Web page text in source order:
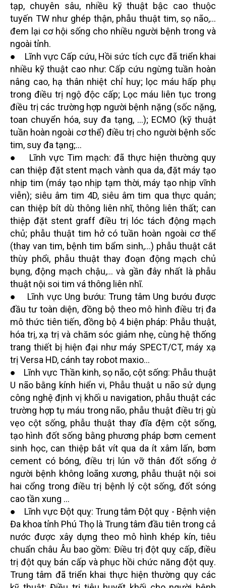
tạp, chuyên sâu, nhiều kỹ thuật bậc cao thuộc
tuyến TW như ghép thận, phẫu thuật tim, sọ não,…
đem lại cơ hội sống cho nhiều người bệnh trong và
ngoài tỉnh.
● Lĩnh vực Cấp cứu, Hồi sức tích cực đã triển khai
nhiều kỹ thuật cao như: Cấp cứu ngừng tuần hoàn
nâng cao, hạ thân nhiệt chỉ huy; lọc máu hấp phụ
trong điều trị ngộ độc cấp; Lọc máu liên tục trong
điều trị các trường hợp người bệnh nặng (sốc nặng,
toan chuyển hóa, suy đa tạng, ...); ECMO (kỹ thuật
tuần hoàn ngoài cơ thể) điều trị cho người bệnh sốc
tim, suy đa tạng;...
● Lĩnh vực Tim mạch: đã thực hiện thường quy
can thiệp đặt stent mạch vành qua da, đặt máy tạo
nhịp tim (máy tạo nhịp tạm thời, máy tạo nhịp vĩnh
viễn); siêu âm tim 4D, siêu âm tim qua thực quản;
can thiệp bít dù thông liên nhĩ, thông liên thất; can
thiệp đặt stent graff điều trị lóc tách động mạch
chủ; phẫu thuật tim hở có tuần hoàn ngoài cơ thể
(thay van tim, bệnh tim bẩm sinh,...) phẫu thuật cắt
thùy phổi, phẫu thuật thay đoạn động mạch chủ
bụng, động mạch chậu,... và gần đây nhất là phẫu
thuật nội soi tim vá thông liên nhĩ.
● Lĩnh vực Ung bướu: Trung tâm Ung bướu được
đầu tư toàn diện, đồng bộ theo mô hình điều trị đa
mô thức tiên tiến, đồng bộ 4 biện pháp: Phẫu thuật,
hóa trị, xạ trị và chăm sóc giảm nhẹ, cùng hệ thống
trang thiết bị hiện đại như máy SPECT/CT, máy xạ
trị Versa HD, cánh tay robot maxio…
● Lĩnh vực Thần kinh, sọ não, cột sống: Phẫu thuật
U não bằng kính hiển vi, Phẫu thuật u não sử dụng
công nghệ định vị khối u navigation, phẫu thuật các
trường hợp tụ máu trong não, phẫu thuật điều trị gù
vẹo cột sống, phẫu thuật thay đĩa đệm cột sống,
tạo hình đốt sống bằng phương pháp bơm cement
sinh học, can thiệp bắt vít qua da ít xâm lấn, bơm
cement có bóng, điều trị lún vỡ thân đốt sống ở
người bệnh không loãng xương, phẫu thuật nội soi
hai cổng trong điều trị bệnh lý cột sống, đốt sóng
cao tần xung ...
● Lĩnh vực Đột quỵ: Trung tâm Đột quỵ - Bệnh viện
Đa khoa tỉnh Phú Thọ là Trung tâm đầu tiên trong cả
nước được xây dựng theo mô hình khép kín, tiêu
chuẩn châu Âu bao gồm: Điều trị đột quỵ cấp, điều
trị đột quỵ bán cấp và phục hồi chức năng đột quỵ.
Trung tâm đã triển khai thực hiện thường quy các